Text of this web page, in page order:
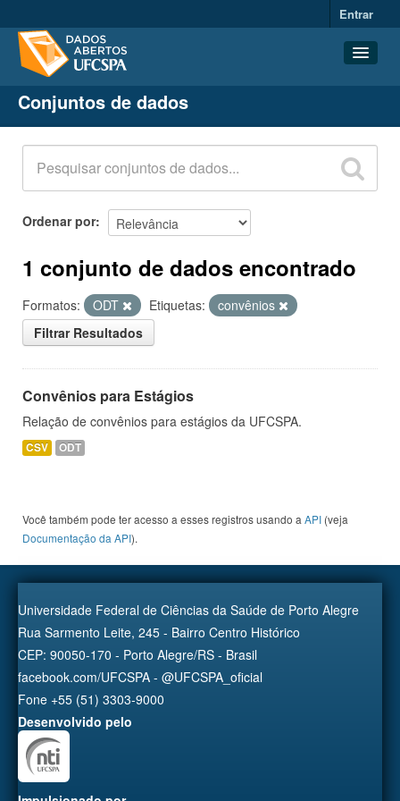
Entrar
Conjuntos de dados
Organizações
Grupos
Sobre
Conjuntos de dados
Ordenar por
1 conjunto de dados encontrado
Formatos: ODT Etiquetas:
convênios
Filtrar Resultados
Convênios para Estágios
Relação de convênios para estágios da UFCSPA.
CSV ODT
Você também pode ter acesso a esses registros usando a API (veja
Documentação da API).
Universidade Federal de Ciências da Saúde de Porto Alegre
Rua Sarmento Leite, 245 - Bairro Centro Histórico
CEP: 90050-170 - Porto Alegre/RS - Brasil
facebook.com/UFCSPA - @UFCSPA_oficial
Fone +55 (51) 3303-9000
Desenvolvido pelo